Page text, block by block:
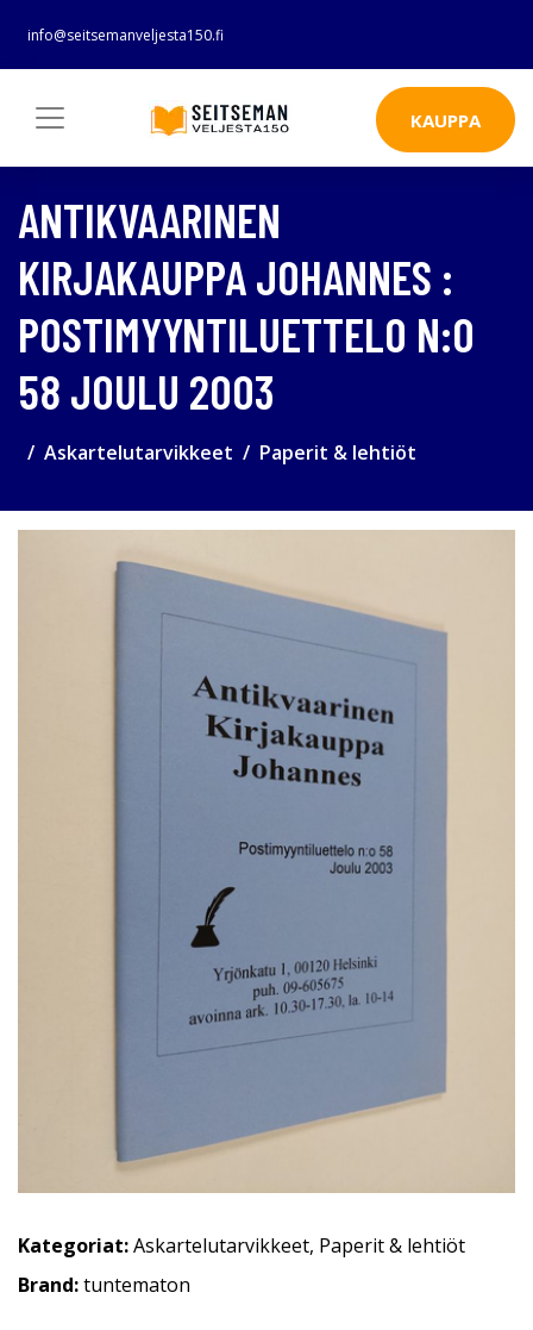
info@seitsemanveljesta150.fi
KAUPPA
ANTIKVAARINEN
KIRJAKAUPPA JOHANNES :
POSTIMYYNTILUETTELO N:O
58 JOULU 2003
Askartelutarvikkeet Paperit & lehtiöt
Kategoriat:Askartelutarvikkeet, Paperit & lehtiöt
Brand:tuntematon